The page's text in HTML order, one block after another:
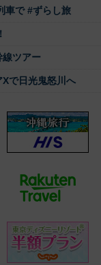
車で #ずらし旅
線ツアー
で日光鬼怒川へ